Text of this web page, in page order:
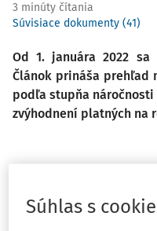
3 minúty čítania
Súvisiace dokumenty (41)
Od 1. januára 2022
Článok prináša prehľad
podľa stupňa
zvýhodnení platných na
Na rok 2022 dôjde k
Súhlas s